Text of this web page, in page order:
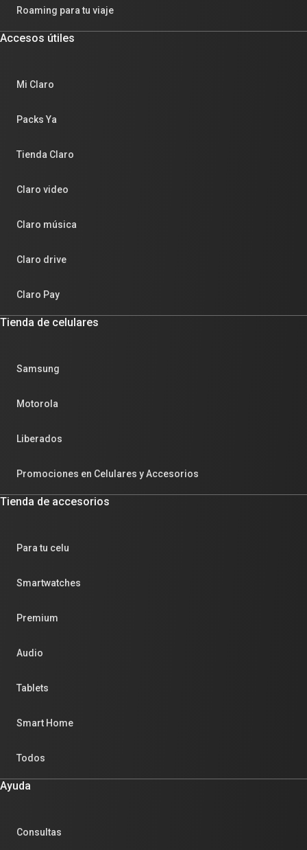
Roaming para tu viaje
Accesos útiles
Mi Claro
Packs Ya
Tienda Claro
Claro video
Claro música
Claro drive
Claro Pay
Tienda de celulares
Samsung
Motorola
Liberados
Promociones en Celulares y Accesorios
Tienda de accesorios
Para tu celu
Smartwatches
Premium
Audio
Tablets
Smart Home
Todos
Ayuda
Consultas